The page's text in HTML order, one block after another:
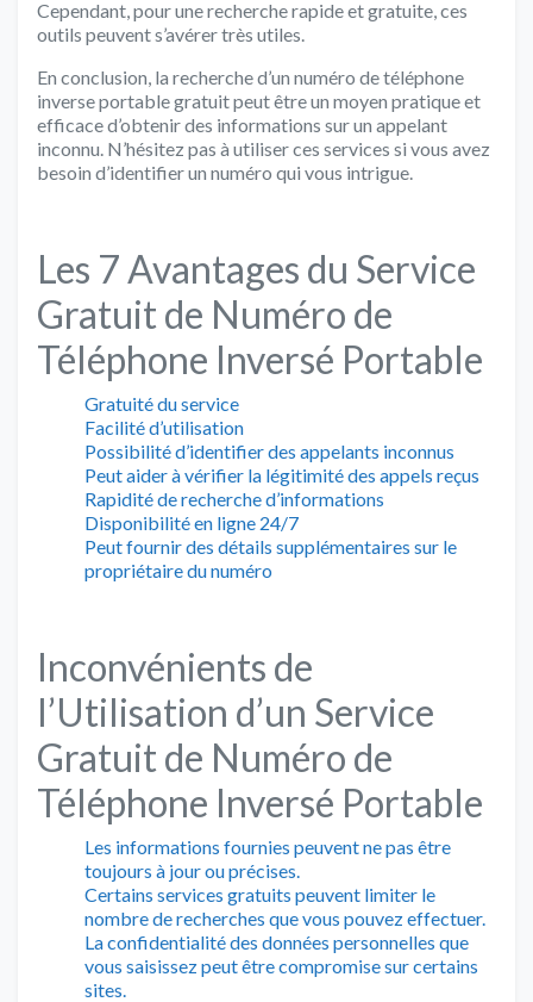
Cependant, pour une recherche rapide et gratuite, ces
outils peuvent s’avérer très utiles.
En conclusion, la recherche d’un numéro de téléphone
inverse portable gratuit peut être un moyen pratique et
efficace d’obtenir des informations sur un appelant
inconnu. N’hésitez pas à utiliser ces services si vous avez
besoin d’identifier un numéro qui vous intrigue.
Les 7 Avantages du Service
Gratuit de Numéro de
Téléphone Inversé Portable
Gratuité du service
Facilité d’utilisation
Possibilité d’identifier des appelants inconnus
Peut aider à vérifier la légitimité des appels reçus
Rapidité de recherche d’informations
Disponibilité en ligne 24/7
Peut fournir des détails supplémentaires sur le
propriétaire du numéro
Inconvénients de
l’Utilisation d’un Service
Gratuit de Numéro de
Téléphone Inversé Portable
Les informations fournies peuvent ne pas être
toujours à jour ou précises.
Certains services gratuits peuvent limiter le
nombre de recherches que vous pouvez effectuer.
La confidentialité des données personnelles que
vous saisissez peut être compromise sur certains
sites.